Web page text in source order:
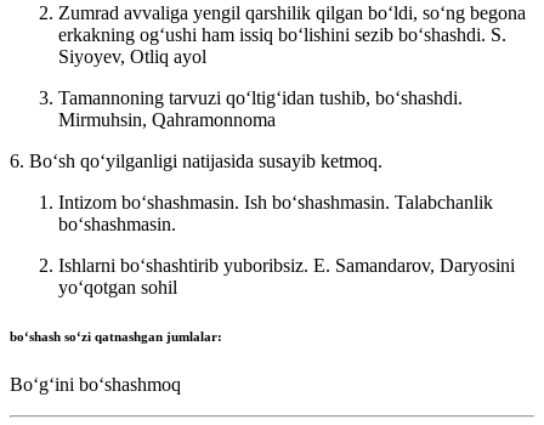
Zumrad avvaliga yengil qarshilik qilgan boʻldi, soʻng begona
erkakning ogʻushi ham issiq boʻlishini sezib boʻshashdi. S.
Siyoyev, Otliq ayol
Tamannoning tarvuzi qoʻltigʻidan tushib, boʻshashdi.
Mirmuhsin, Qahramonnoma
6. Boʻsh qoʻyilganligi natijasida susayib ketmoq.
Intizom boʻshashmasin. Ish boʻshashmasin. Talabchanlik
boʻshashmasin.
Ishlarni boʻshashtirib yuboribsiz. E. Samandarov, Daryosini
yoʻqotgan sohil
bo‘shash soʻzi qatnashgan jumlalar:
Boʻgʻini boʻshashmoq